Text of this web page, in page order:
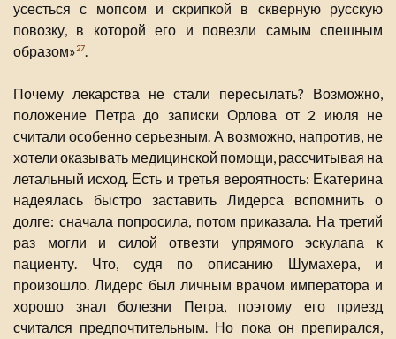
усесться с мопсом и скрипкой в скверную русскую
повозку, в которой его и повезли самым спешным
образом»27.
Почему лекарства не стали пересылать? Возможно,
положение Петра до записки Орлова от 2 июля не
считали особенно серьезным. А возможно, напротив, не
хотели оказывать медицинской помощи, рассчитывая на
летальный исход. Есть и третья вероятность: Екатерина
надеялась быстро заставить Лидерса вспомнить о
долге: сначала попросила, потом приказала. На третий
раз могли и силой отвезти упрямого эскулапа к
пациенту. Что, судя по описанию Шумахера, и
произошло. Лидерс был личным врачом императора и
хорошо знал болезни Петра, поэтому его приезд
считался предпочтительным. Но пока он препирался,